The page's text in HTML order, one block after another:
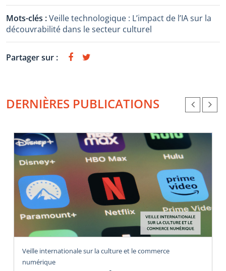
Mots-clés :Veille technologique : L’impact de l’IA sur la
découvrabilité dans le secteur culturel
Partager sur :
DERNIÈRES PUBLICATIONS
Veille internationale sur la culture et le commerce
numérique